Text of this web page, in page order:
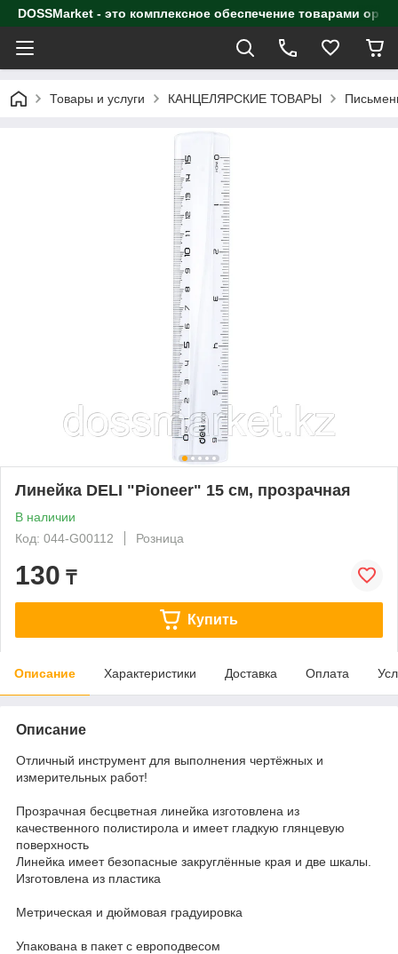
DOSSMarket - это комплексное обеспечение товарами
Товары и услуги КАНЦЕЛЯРСКИЕ ТОВАРЫ
Линейка DELI "Pioneer" 15 см, прозрачная
В наличии
Код: 044-G00112
Розница
130 ₸
Купить
Описание Характеристики Доставка Оплата
Описание
Отличный инструмент для выполнения чертёжных и
измерительных работ!
Прозрачная бесцветная линейка изготовлена из
качественного полистирола и имеет гладкую глянцевую
поверхность
Линейка имеет безопасные закруглённые края и две шкалы.
Изготовлена из пластика
Метрическая и дюймовая градуировка
Упакована в пакет с европодвесом